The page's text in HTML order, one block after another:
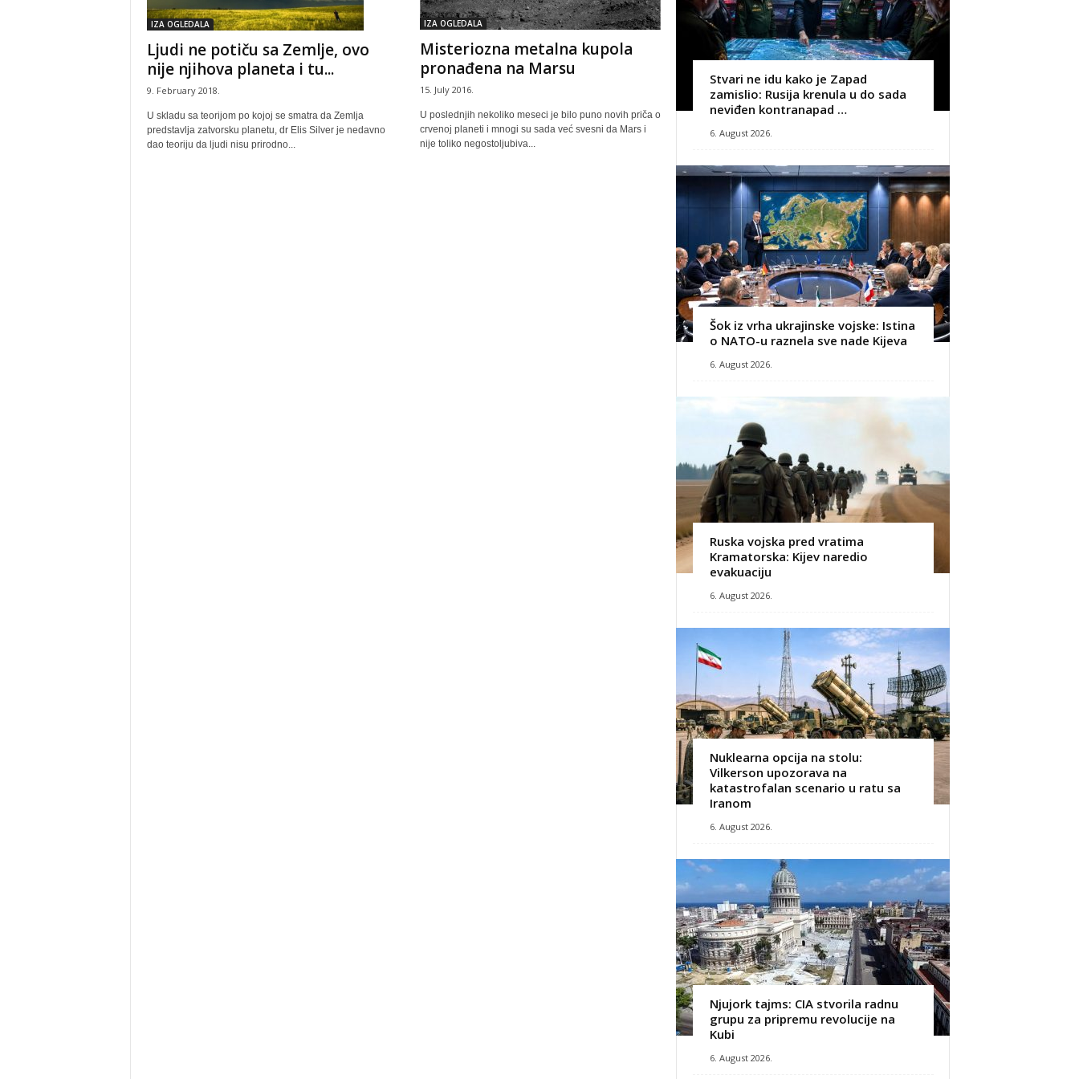
IZA OGLEDALA
Ljudi ne potiču sa Zemlje, ovo
nije njihova planeta i tu...
9. February 2018.
U skladu sa teorijom po kojoj se smatra da Zemlja
predstavlja zatvorsku planetu, dr Elis Silver je nedavno
dao teoriju da ljudi nisu prirodno...
IZA OGLEDALA
Misteriozna metalna kupola
pronađena na Marsu
15. July 2016.
U poslednjih nekoliko meseci je bilo puno novih priča o
crvenoj planeti i mnogi su sada već svesni da Mars i
nije toliko negostoljubiva...
Stvari ne idu kako je Zapad
zamislio: Rusija krenula u do sada
neviđen kontranapad …
6. August 2026.
Šok iz vrha ukrajinske vojske: Istina
o NATO-u raznela sve nade Kijeva
6. August 2026.
Ruska vojska pred vratima
Kramatorska: Kijev naredio
evakuaciju
6. August 2026.
Nuklearna opcija na stolu:
Vilkerson upozorava na
katastrofalan scenario u ratu sa
Iranom
6. August 2026.
Njujork tajms: CIA stvorila radnu
grupu za pripremu revolucije na
Kubi
6. August 2026.